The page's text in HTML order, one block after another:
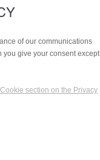
of our communications
you give your consent except
section on the Privacy